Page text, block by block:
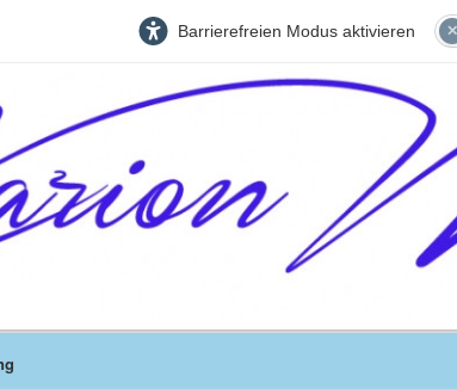
Barrierefreien Modus aktivieren